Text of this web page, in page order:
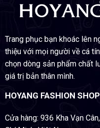
Trang phục bạn khoác lên
thiệu với mọi người về cá
chọn dòng sản phẩm chất
giá trị bản thân mình.
HOYANG FASHION SHOP
Cửa hàng: 936 Kha Vạn